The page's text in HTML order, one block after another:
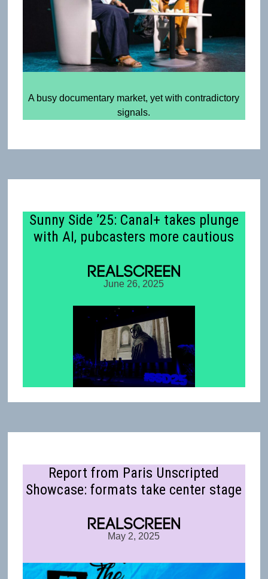
A busy documentary market, yet with contradictory
signals.
Sunny Side ’25: Canal+ takes plunge
with AI, pubcasters more cautious
June 26, 2025
Report from Paris Unscripted
Showcase: formats take center stage
May 2, 2025